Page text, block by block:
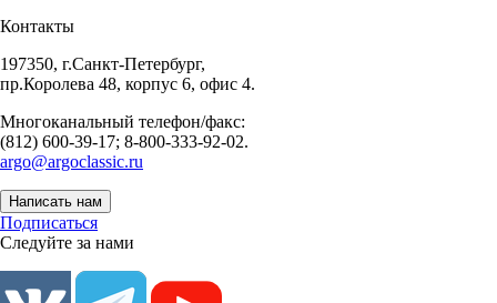
Контакты
197350, г.Санкт-Петербург,
пр.Королева 48, корпус 6, офис 4.
Многоканальный телефон/факс:
(812) 600-39-17; 8-800-333-92-02.
argo@argoclassic.ru
Написать нам
Подписаться
Следуйте за нами